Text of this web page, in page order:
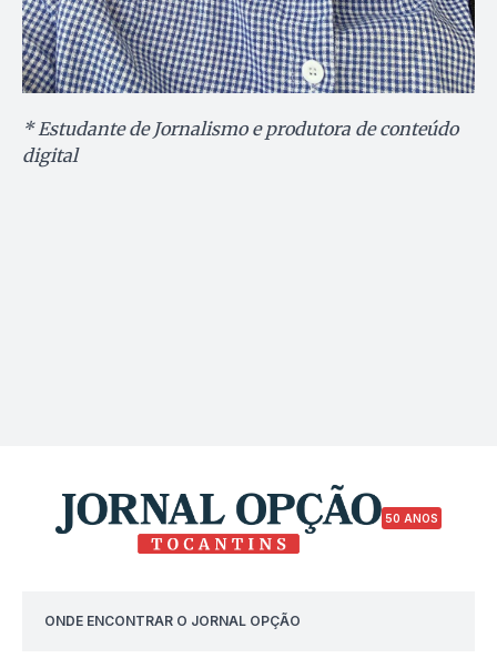
* Estudante de Jornalismo e produtora de conteúdo
digital
50 ANOS
ONDE ENCONTRAR O JORNAL OPÇÃO